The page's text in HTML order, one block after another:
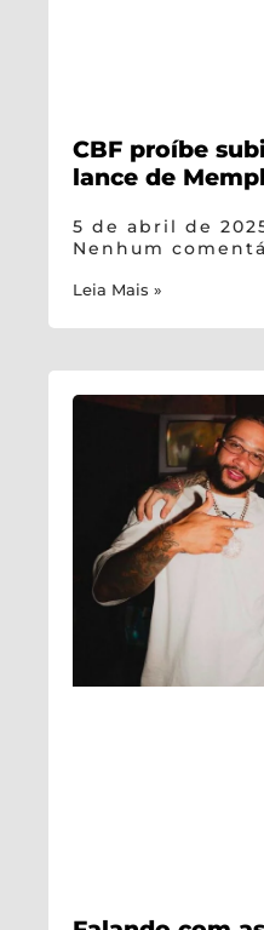
CBF proíbe
lance de
5 de abril de
Nenhum
Leia Mais »